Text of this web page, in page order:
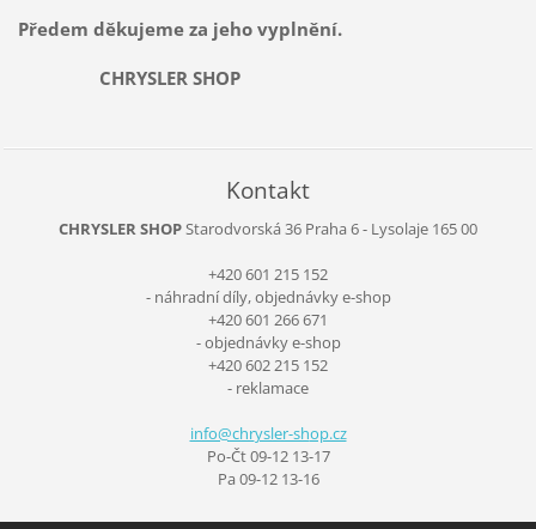
Předem děkujeme za jeho vyplnění.
CHRYSLER SHOP
Kontakt
CHRYSLER SHOPStarodvorská 36 Praha 6 - Lysolaje 165 00
+420 601 215 152
- náhradní díly, objednávky e-shop
+420 601 266 671
- objednávky e-shop
+420 602 215 152
- reklamace
info@chrysler-shop.cz
Po-Čt 09-12 13-17
Pa 09-12 13-16